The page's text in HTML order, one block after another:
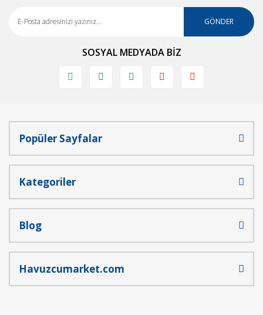
Ürün açıklamasında eksik bilgiler bulunuyor.
Ürün fiyatı diğer sitelerden daha pahalı.
GÖNDER
SOSYAL MEDYADA BİZ
Popüler Sayfalar
Kategoriler
Blog
Havuzcumarket.com